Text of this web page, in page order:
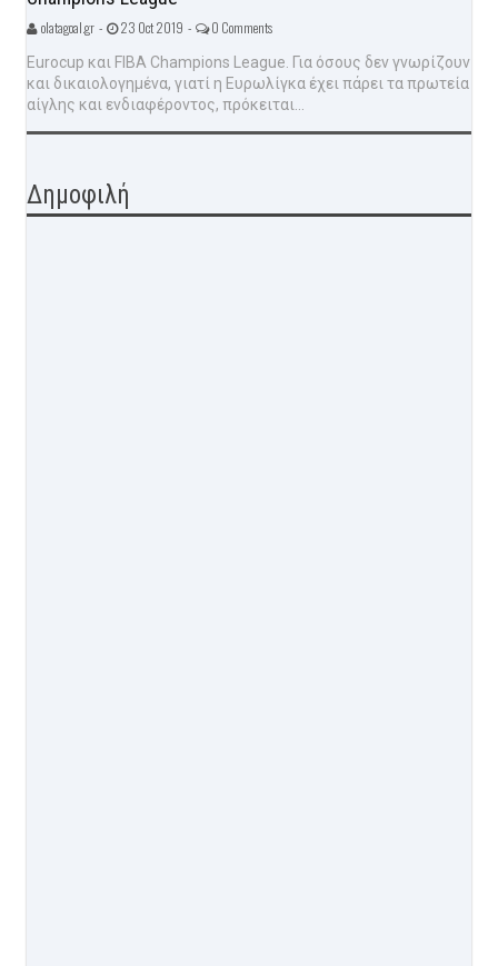
olatagoal.gr - 23 Oct 2019 - 0 Comments
Eurocup και FIBA Champions League. Για όσους δεν γνωρίζουν
και δικαιολογημένα, γιατί η Ευρωλίγκα έχει πάρει τα πρωτεία
αίγλης και ενδιαφέροντος, πρόκειται...
Δημοφιλή